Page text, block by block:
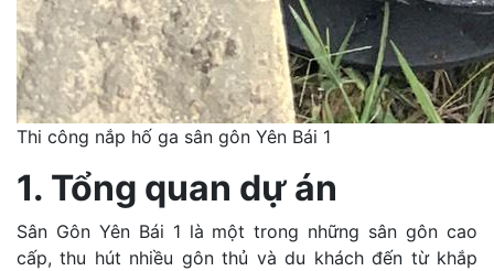
Thi công nắp hố ga sân gôn Yên Bái 1
1. Tổng quan dự án
Sân Gôn Yên Bái 1 là một trong những sân gôn cao
cấp, thu hút nhiều gôn thủ và du khách đến từ khắp